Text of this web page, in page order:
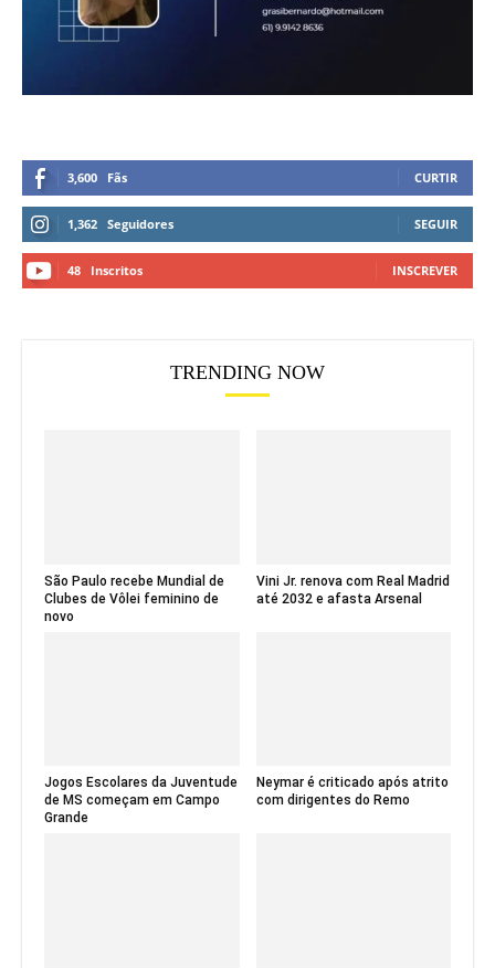
3,600 Fãs CURTIR
1,362 Seguidores SEGUIR
48 Inscritos INSCREVER
TRENDING NOW
São Paulo recebe Mundial de
Clubes de Vôlei feminino de
novo
Vini Jr. renova com Real Madrid
até 2032 e afasta Arsenal
Jogos Escolares da Juventude
de MS começam em Campo
Grande
Neymar é criticado após atrito
com dirigentes do Remo